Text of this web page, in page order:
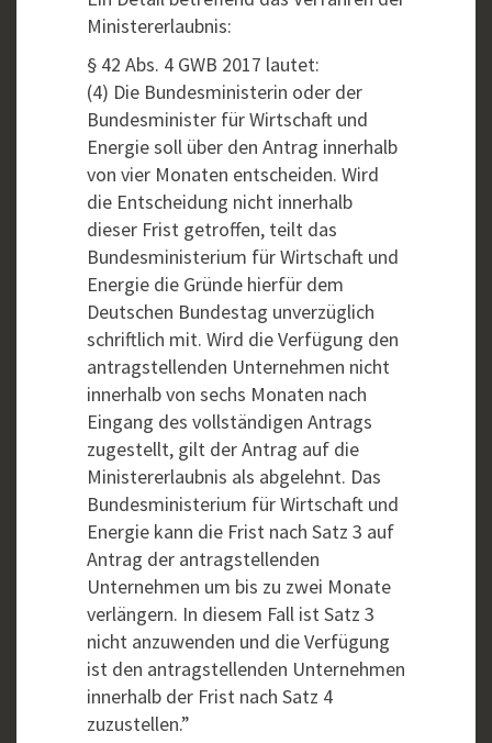
Ministererlaubnis:
§ 42 Abs. 4 GWB 2017 lautet:
(4) Die Bundesministerin oder der
Bundesminister für Wirtschaft und
Energie soll über den Antrag innerhalb
von vier Monaten entscheiden. Wird
die Entscheidung nicht innerhalb
dieser Frist getroffen, teilt das
Bundesministerium für Wirtschaft und
Energie die Gründe hierfür dem
Deutschen Bundestag unverzüglich
schriftlich mit. Wird die Verfügung den
antragstellenden Unternehmen nicht
innerhalb von sechs Monaten nach
Eingang des vollständigen Antrags
zugestellt, gilt der Antrag auf die
Ministererlaubnis als abgelehnt. Das
Bundesministerium für Wirtschaft und
Energie kann die Frist nach Satz 3 auf
Antrag der antragstellenden
Unternehmen um bis zu zwei Monate
verlängern. In diesem Fall ist Satz 3
nicht anzuwenden und die Verfügung
ist den antragstellenden Unternehmen
innerhalb der Frist nach Satz 4
zuzustellen.”